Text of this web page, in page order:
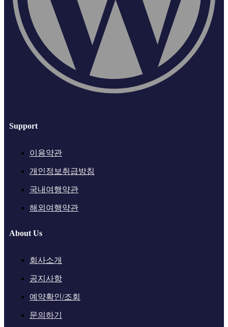
Support
이용약관
개인정보취급방침
국내여행약관
해외여행약관
About Us
회사소개
공지사항
예약확인/조회
문의하기